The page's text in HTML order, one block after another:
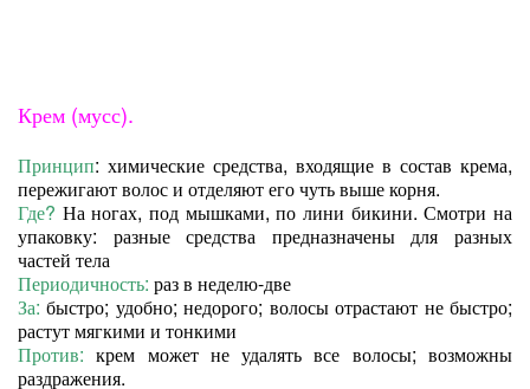
Крем (мусс).
Принцип: химические средства, входящие в состав крема,
пережигают волос и отделяют его чуть выше корня.
Где? На ногах, под мышками, по лини бикини. Смотри на
упаковку: разные средства предназначены для разных
частей тела
Периодичность: раз в неделю-две
За: быстро; удобно; недорого; волосы отрастают не быстро;
растут мягкими и тонкими
Против: крем может не удалять все волосы; возможны
раздражения.